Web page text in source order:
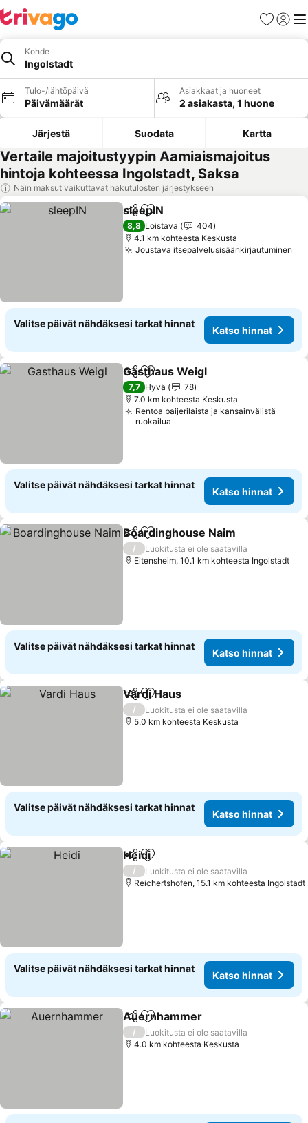
Suosikit
Kohde
Ingolstadt
Tulo-/lähtöpäivä
Päivämäärät
Asiakkaat ja huoneet
2 asiakasta, 1 huone
Järjestä Suodata Kartta
Vertaile majoitustyypin Aamiaismajoitus
hintoja kohteessa Ingolstadt, Saksa
Näin maksut vaikuttavat hakutulosten järjestykseen
Jaa Lisää suosikkeihin
sleepIN
8,8 Loistava
404
4.1 km kohteesta Keskusta
Joustava itsepalvelusisäänkirjautuminen
Valitse päivät nähdäksesi tarkat hinnat
Katso hinnat
Jaa Lisää suosikkeihin
Gasthaus Weigl
7,7 Hyvä
78
7.0 km kohteesta Keskusta
Rentoa baijerilaista ja kansainvälistä
ruokailua
Valitse päivät nähdäksesi tarkat hinnat
Katso hinnat
Jaa Lisää suosikkeihin
Boardinghouse Naim
/
Luokitusta ei ole saatavilla
Eitensheim, 10.1 km kohteesta Ingolstadt
Valitse päivät nähdäksesi tarkat hinnat
Katso hinnat
Jaa Lisää suosikkeihin
Vardi Haus
/
Luokitusta ei ole saatavilla
5.0 km kohteesta Keskusta
Valitse päivät nähdäksesi tarkat hinnat
Katso hinnat
Jaa Lisää suosikkeihin
Heidi
/
Luokitusta ei ole saatavilla
Reichertshofen, 15.1 km kohteesta Ingolstadt
Valitse päivät nähdäksesi tarkat hinnat
Katso hinnat
Jaa Lisää suosikkeihin
Auernhammer
/
Luokitusta ei ole saatavilla
4.0 km kohteesta Keskusta